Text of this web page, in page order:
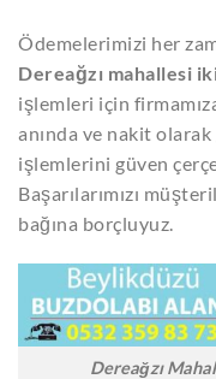
Ödemelerimizi her
Dereağzı mahallesi
işlemleri için
anında ve nakit olarak
işlemlerini güven
Başarılarımızı
bağına borçluyuz.
Dereağzı